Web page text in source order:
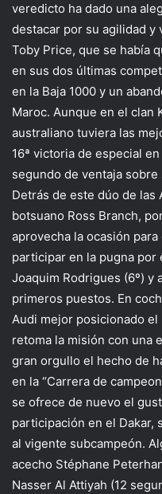
veredicto ha dado una
destacar por su agilidad y
Toby Price, que se había
en sus dos últimas
en la Baja 1000 y un
Maroc. Aunque en el clan
australiano tuviera las
16ª victoria de especial
segundo de ventaja
Detrás de este dúo de las
botsuano Ross Branch,
aprovecha la ocasión
participar en la pugna por
Joaquim Rodrigues (6º) y
primeros puestos. En
Audi mejor posicionado el
retoma la misión con una
gran orgullo el hecho de
en la “Carrera de
se ofrece de nuevo el
participación en el Dakar,
al vigente subcampeón.
acecho Stéphane
Nasser Al Attiyah (12